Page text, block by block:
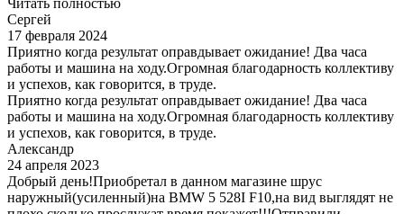
Читать полностью
Сергей
17 февраля 2024
Приятно когда результат оправдывает ожидание! Два часа
работы и машина на ходу.Огромная благодарность коллективу
и успехов, как говорится, в труде.
Приятно когда результат оправдывает ожидание! Два часа
работы и машина на ходу.Огромная благодарность коллективу
и успехов, как говорится, в труде.
Александр
24 апреля 2023
Добрый день!Приобретал в данном магазине шрус
наружный(усиленный)на BMW 5 528I F10,на вид выглядят не